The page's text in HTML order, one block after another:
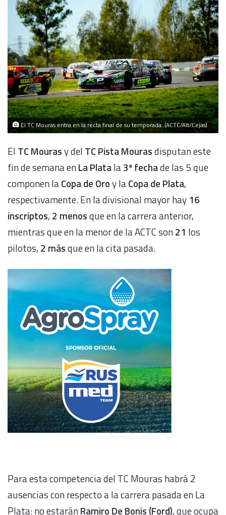
El TC Mouras entra en la recta final de su temporada. (ACTC/Alt/Cejas)
El TC Mourasy del TC Pista Mourasdisputan este
fin de semana enLa Platala3ª fechade las 5 que
componen laCopa de Oroy laCopa de Plata,
respectivamente. En la divisional mayor hay 16
inscriptos, 2 menosque en la carrera anterior,
mientras que en la menor de la ACTC son21 los
pilotos, 2 másque en la cita pasada.
Para esta competencia del TC Mouras habrá 2
ausencias con respecto a la carrera pasada en La
Plata: no estaránRamiro De Bonis (Ford), que ocupa